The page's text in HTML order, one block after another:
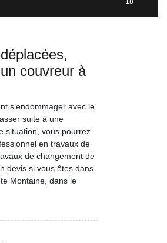
couvreur à
s’endommager avec le
suite à une
situation, vous pourrez
en travaux de
de changement de
devis si vous êtes dans
Montaine, dans le